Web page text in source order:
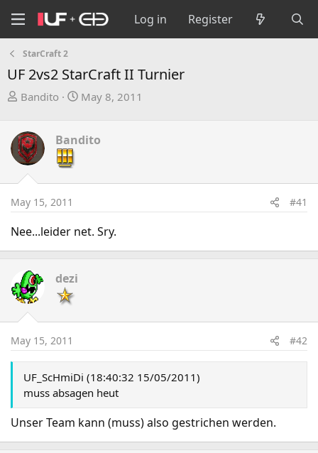
Log in Register
StarCraft 2
UF 2vs2 StarCraft II Turnier
T
e
a
d
t
r
t
r
Bandito
S
r
May 8, 2011
Bandito
May 15, 2011 #41
Nee...leider net. Sry.
dezi
May 15, 2011 #42
UF_ScHmiDi (18:40:32 15/05/2011)
muss absagen heut
Unser Team kann (muss) also gestrichen werden.